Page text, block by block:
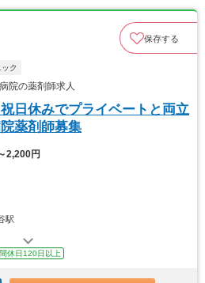
保存する
ク
院の薬剤師求人
日休みでプライベートと両立
薬剤師募集
2,200円
駅
休日120日以上